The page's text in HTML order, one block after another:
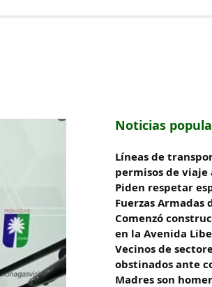
Noticias
Líneas de
permisos de viaje
Piden respetar
Fuerzas Armadas
​Comenzó
en la Avenida
Vecinos de
obstinados ante
Madres son